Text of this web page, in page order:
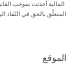
المتعلّق بالحق في
الموقع